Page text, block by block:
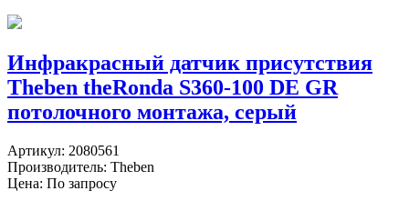
Инфракрасный датчик присутствия
Theben theRonda S360-100 DE GR
потолочного монтажа, серый
Артикул: 2080561
Производитель: Theben
Цена: По запросу